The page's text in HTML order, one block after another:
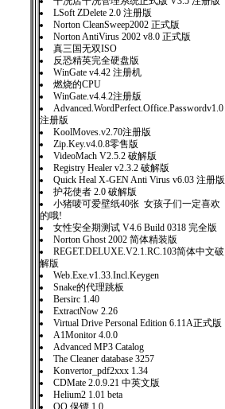
LSoft ZDelete 2.0 注册版
Norton CleanSweep2002 正式版
Norton AntiVirus 2002 v8.0 正式版
真三国无双ISO
反恐精英完全硬盘版
WinGate v4.42 注册机
燃烧的CPU
WinGate.v4.4.2注册版
Advanced.WordPerfect.Office.Passwordv1.0
注册版
KoolMoves.v2.70注册版
Zip.Key.v4.0.8零售版
VideoMach V2.5.2 破解版
Registry Healer v2.3.2 破解版
Quick Heal X-GEN Anti Virus v6.03 注册版
护花使者 2.0 破解版
小猪唛可爱壁纸40张 女孩子们一定喜欢
的哦!
女性安全期测试 V4.6 Build 0318 完全版
Norton Ghost 2002 简体精装版
REGET.DELUXE.V2.1.RC.103简体中文破
解版
Web.Exe.v1.33.Incl.Keygen
Snake的代理跳板
Bersirc 1.40
ExtractNow 2.26
Virtual Drive Personal Edition 6.11A正式版
A1Monitor 4.0.0
Advanced MP3 Catalog
The Cleaner database 3257
Konvertor_pdf2xxx 1.34
CDMate 2.0.9.21 中英文版
Helium2 1.01 beta
QQ 保镖 1.0